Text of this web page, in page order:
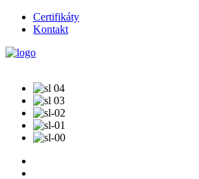
Certifikáty
Kontakt